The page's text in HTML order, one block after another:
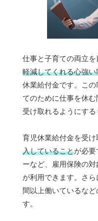
仕事と子育ての両立を
軽減してくれる心強い
休業給付金です。こ
てのために仕事を休
受け取れるようにする
育児休業給付金を受
入していることが必
ーなど、雇用保険の
が利用できます。さ
間以上働いているな
す。